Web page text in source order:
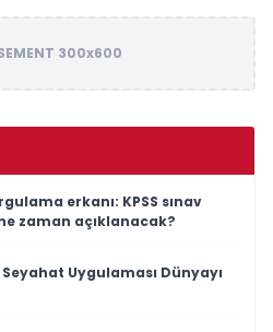
300x600
erkanı: KPSS sınav
zaman açıklanacak?
Uygulaması Dünyayı